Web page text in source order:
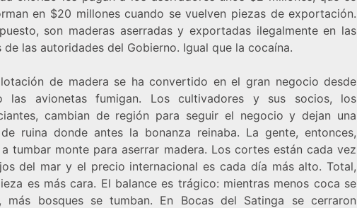
en $20 millones cuando se vuelven piezas de exportación.
son maderas aserradas y exportadas ilegalmente en las
de las autoridades del Gobierno. Igual que la cocaína.
de madera se ha convertido en el gran negocio desde
las avionetas fumigan. Los cultivadores y sus socios, los
cambian de región para seguir el negocio y dejan una
ruina donde antes la bonanza reinaba. La gente, entonces,
tumbar monte para aserrar madera. Los cortes están cada vez
del mar y el precio internacional es cada día más alto. Total,
es más cara. El balance es trágico: mientras menos coca se
más bosques se tumban. En Bocas del Satinga se cerraron